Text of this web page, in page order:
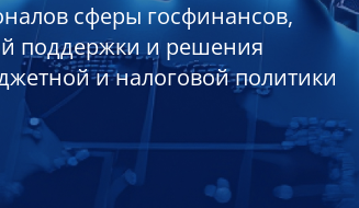
сферы госфинансов,
поддержки и решения
и налоговой политики